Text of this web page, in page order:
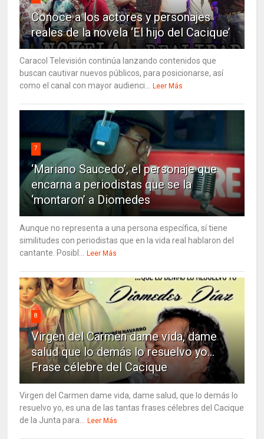
Conoce a los actores y personajes
reales de la novela ‘El hijo del Cacique’
Caracol Televisión continúa lanzando contenidos que
buscan cautivar nuevos públicos, para posicionarse, así
como el canal con mayor audienci...
Leer Más
7
‘Mariano Saucedo’, el personaje que
encarna a periodistas que se la
‘montaron’ a Diomedes
Aunque no representa a una persona específica, sí tiene
similitudes con periodistas que en la vida real hablaron del
cantante. Posibl...
Leer Más
8
Virgen del Carmen dame vida, dame
salud que lo demás lo resuelvo yo…
Frase célebre del Cacique
Virgen del Carmen dame vida, dame salud, que lo demás lo
resuelvo yo, es una de las tantas frases célebres del Cacique
de la Junta para...
Leer Más